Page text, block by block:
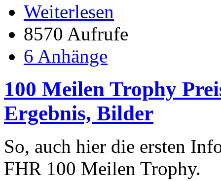
Weiterlesen
8570 Aufrufe
6 Anhänge
100 Meilen Trophy
Ergebnis, Bilder
So, auch hier die ersten
FHR 100 Meilen Trophy.